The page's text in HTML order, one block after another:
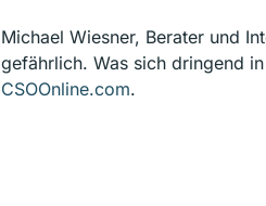
Michael Wiesner, Berater und
gefährlich. Was sich dringend
CSOOnline.com.